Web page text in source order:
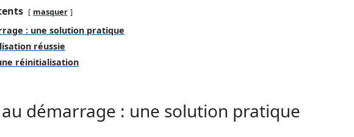
masquer
: une solution pratique
réussie
réinitialisation
démarrage : une solution pratique